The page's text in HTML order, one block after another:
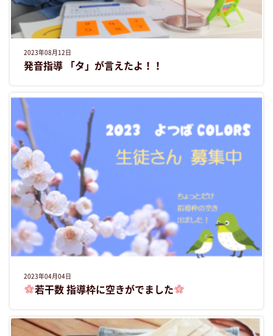
2023年08月12日
発音指導 「タ」が言えたよ！！
2023年04月04日
若干数 指導枠に空きがでました